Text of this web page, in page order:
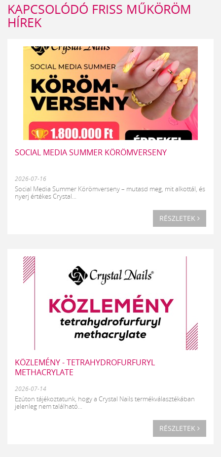
KAPCSOLÓDÓ FRISS MŰKÖRÖM
HÍREK
SOCIAL MEDIA SUMMER KÖRÖMVERSENY
2026-07-16
Social Media Summer Körömverseny – mutasd meg, mit alkottál, és
nyerj értékes Crystal...
RÉSZLETEK
KÖZLEMÉNY - TETRAHYDROFURFURYL
METHACRYLATE
2026-07-14
Ezúton tájékoztatunk, hogy a Crystal Nails termékválasztékában
jelenleg nem található...
RÉSZLETEK